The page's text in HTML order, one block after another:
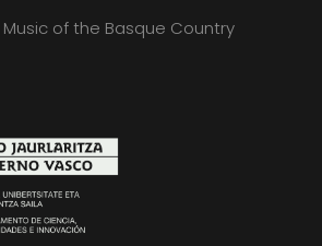
of the Basque Country